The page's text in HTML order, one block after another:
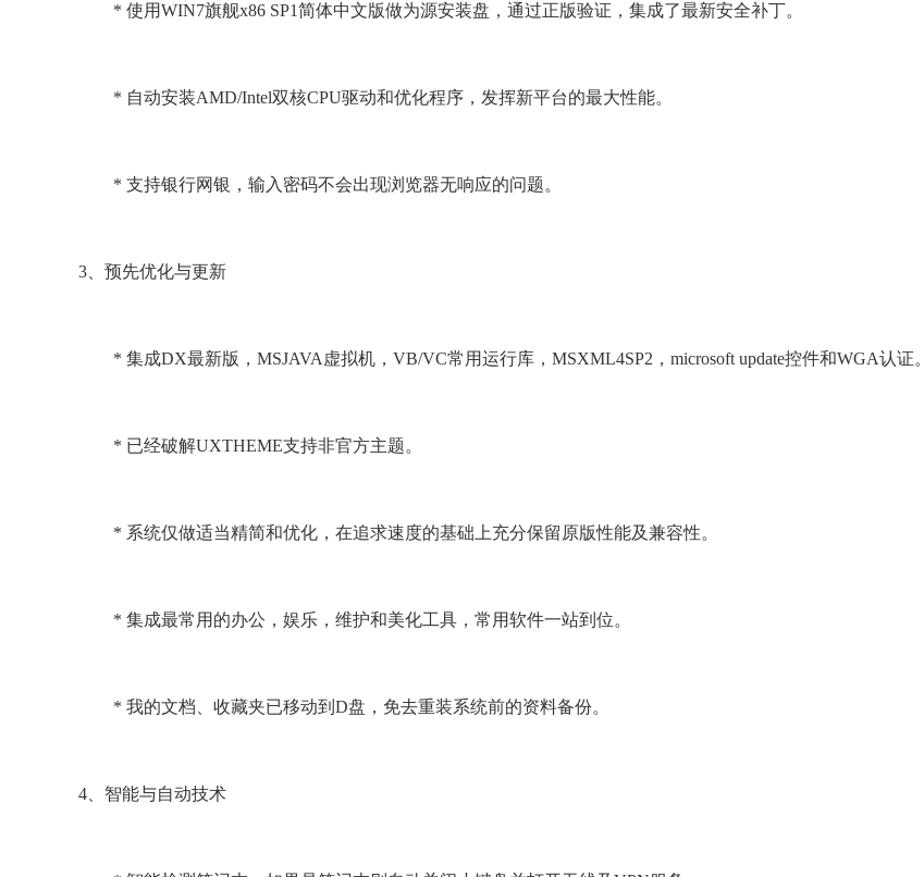
* 使用WIN7旗舰x86 SP1简体中文版做为源安装盘，通过正版验证，集成了最新安全补丁。
* 自动安装AMD/Intel双核CPU驱动和优化程序，发挥新平台的最大性能。
* 支持银行网银，输入密码不会出现浏览器无响应的问题。
3、预先优化与更新
* 集成DX最新版，MSJAVA虚拟机，VB/VC常用运行库，MSXML4SP2，microsoft update控件和WGA认证。
* 已经破解UXTHEME支持非官方主题。
* 系统仅做适当精简和优化，在追求速度的基础上充分保留原版性能及兼容性。
* 集成最常用的办公，娱乐，维护和美化工具，常用软件一站到位。
* 我的文档、收藏夹已移动到D盘，免去重装系统前的资料备份。
4、智能与自动技术